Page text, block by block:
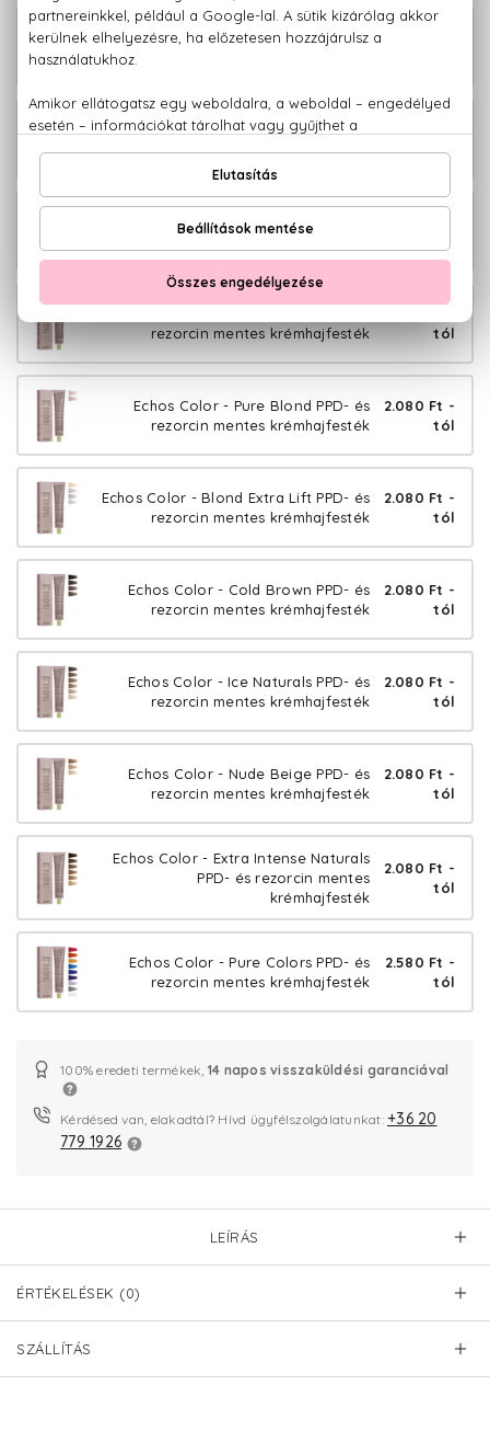
Echos Color - Copper Gold PPD- és
Echos Color - Extra Copper PPD- és
rezorcin mentes krémhajfesték
tól
Echos Color - Warm Naturals PPD- és
rezorcin mentes krémhajfesték
tól
Echos Color - Pure Blond PPD- és
rezorcin mentes krémhajfesték
2.080 Ft -
tól
Echos Color - Blond Extra Lift PPD- és
rezorcin mentes krémhajfesték
2.080 Ft -
tól
Echos Color - Cold Brown PPD- és
rezorcin mentes krémhajfesték
2.080 Ft -
tól
Echos Color - Ice Naturals PPD- és
rezorcin mentes krémhajfesték
2.080 Ft -
tól
Echos Color - Nude Beige PPD- és
rezorcin mentes krémhajfesték
2.080 Ft -
tól
Echos Color - Extra Intense Naturals
PPD- és rezorcin mentes
krémhajfesték
2.080 Ft -
tól
Echos Color - Pure Colors PPD- és
rezorcin mentes krémhajfesték
2.580 Ft -
tól
100% eredeti termékek, 14 napos visszaküldési garanciával
Kérdésed van, elakadtál? Hívd ügyfélszolgálatunkat: +36 20
779 1926
LEÍRÁS
ÉRTÉKELÉSEK (0)
SZÁLLÍTÁS